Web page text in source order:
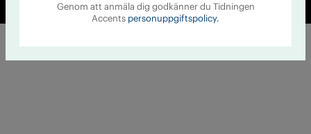
Genom att anmäla dig godkänner du Tidningen
Accents personuppgiftspolicy.